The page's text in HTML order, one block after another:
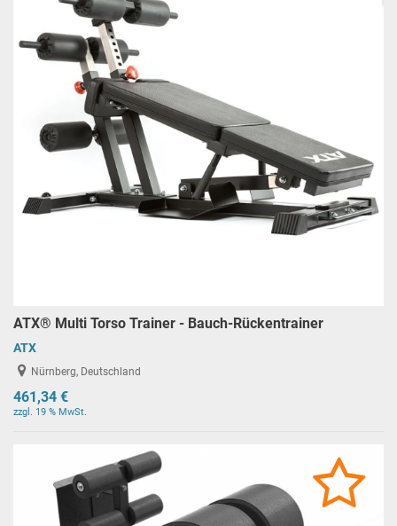
ATX® Multi Torso Trainer - Bauch-Rückentrainer
ATX
Nürnberg, Deutschland
461,34 €
zzgl. 19 % MwSt.